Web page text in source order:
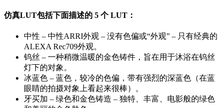
仿真LUT包括下面描述的 5 个 LUT：
中性 – 中性ARRI外观 – 没有色偏或“外观” – 只有经典的
ALEXA Rec709外观。
钨丝 – 一种稍微温暖的金色铸件，旨在用于沐浴在钨丝
灯下的对象。
冰蓝色 – 蓝色，较冷的色偏，带有强烈的深蓝色（在蓝
眼睛的拍摄对象上看起来很棒）。
牙买加 – 绿色和金色铸造 – 独特、丰富、电影般的绿色